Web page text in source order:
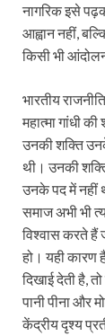
नागरिक इसे
आह्वान नहीं,
किसी भी
भारतीय
महात्मा गांधी
उनकी शक्ति
थी। उनकी
उनके पद में नहीं
समाज अभी भी
विश्वास करते हैं
हो। यही कारण
दिखाई देती है,
पानी पीना और
केंद्रीय दृश्य